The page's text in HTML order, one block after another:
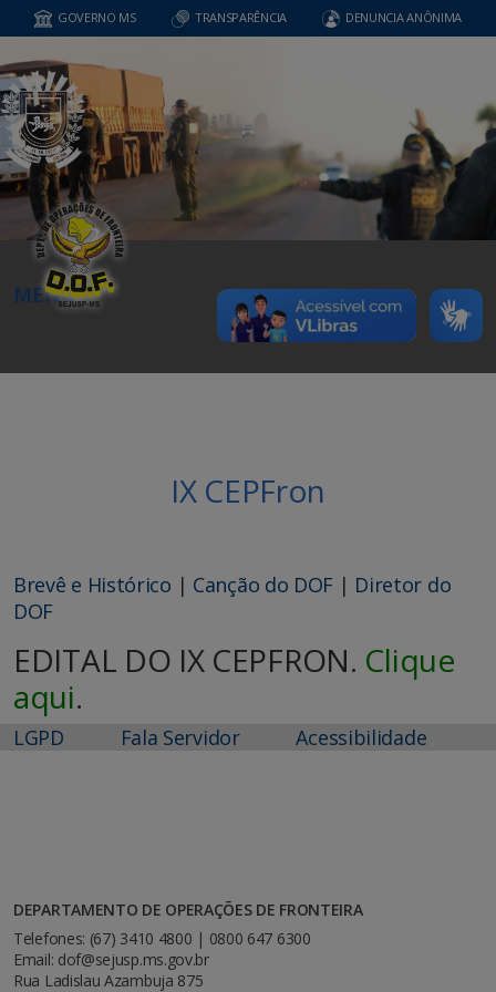
GOVERNO MS TRANSPARÊNCIA DENUNCIA ANÔNIMA
MENU
IX CEPFron
Brevê e Histórico | Canção do DOF | Diretor do
DOF
EDITAL DO IX CEPFRON. Clique
aqui.
LGPD Fala Servidor Acessibilidade
DEPARTAMENTO DE OPERAÇÕES DE FRONTEIRA
Telefones: (67) 3410 4800 | 0800 647 6300
Email: dof@sejusp.ms.gov.br
Rua Ladislau Azambuja 875